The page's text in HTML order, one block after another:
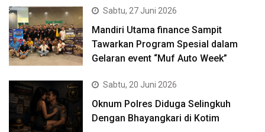
Sabtu, 27 Juni 2026
Mandiri Utama finance Sampit
Tawarkan Program Spesial dalam
Gelaran event “Muf Auto Week”
Sabtu, 20 Juni 2026
Oknum Polres Diduga Selingkuh
Dengan Bhayangkari di Kotim